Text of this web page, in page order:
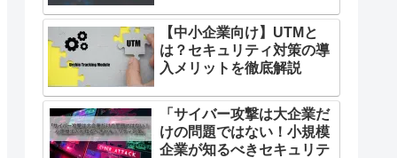
【中小企業向け】UTMと
は？セキュリティ対策の導
入メリットを徹底解説
「サイバー攻撃は大企業だ
けの問題ではない！小規模
企業が知るべきセキュリテ